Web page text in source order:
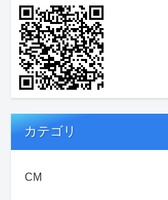
カテゴリ
CM